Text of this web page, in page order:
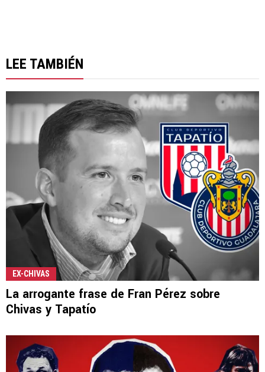
LEE TAMBIÉN
EX-CHIVAS
La arrogante frase de Fran Pérez sobre
Chivas y Tapatío